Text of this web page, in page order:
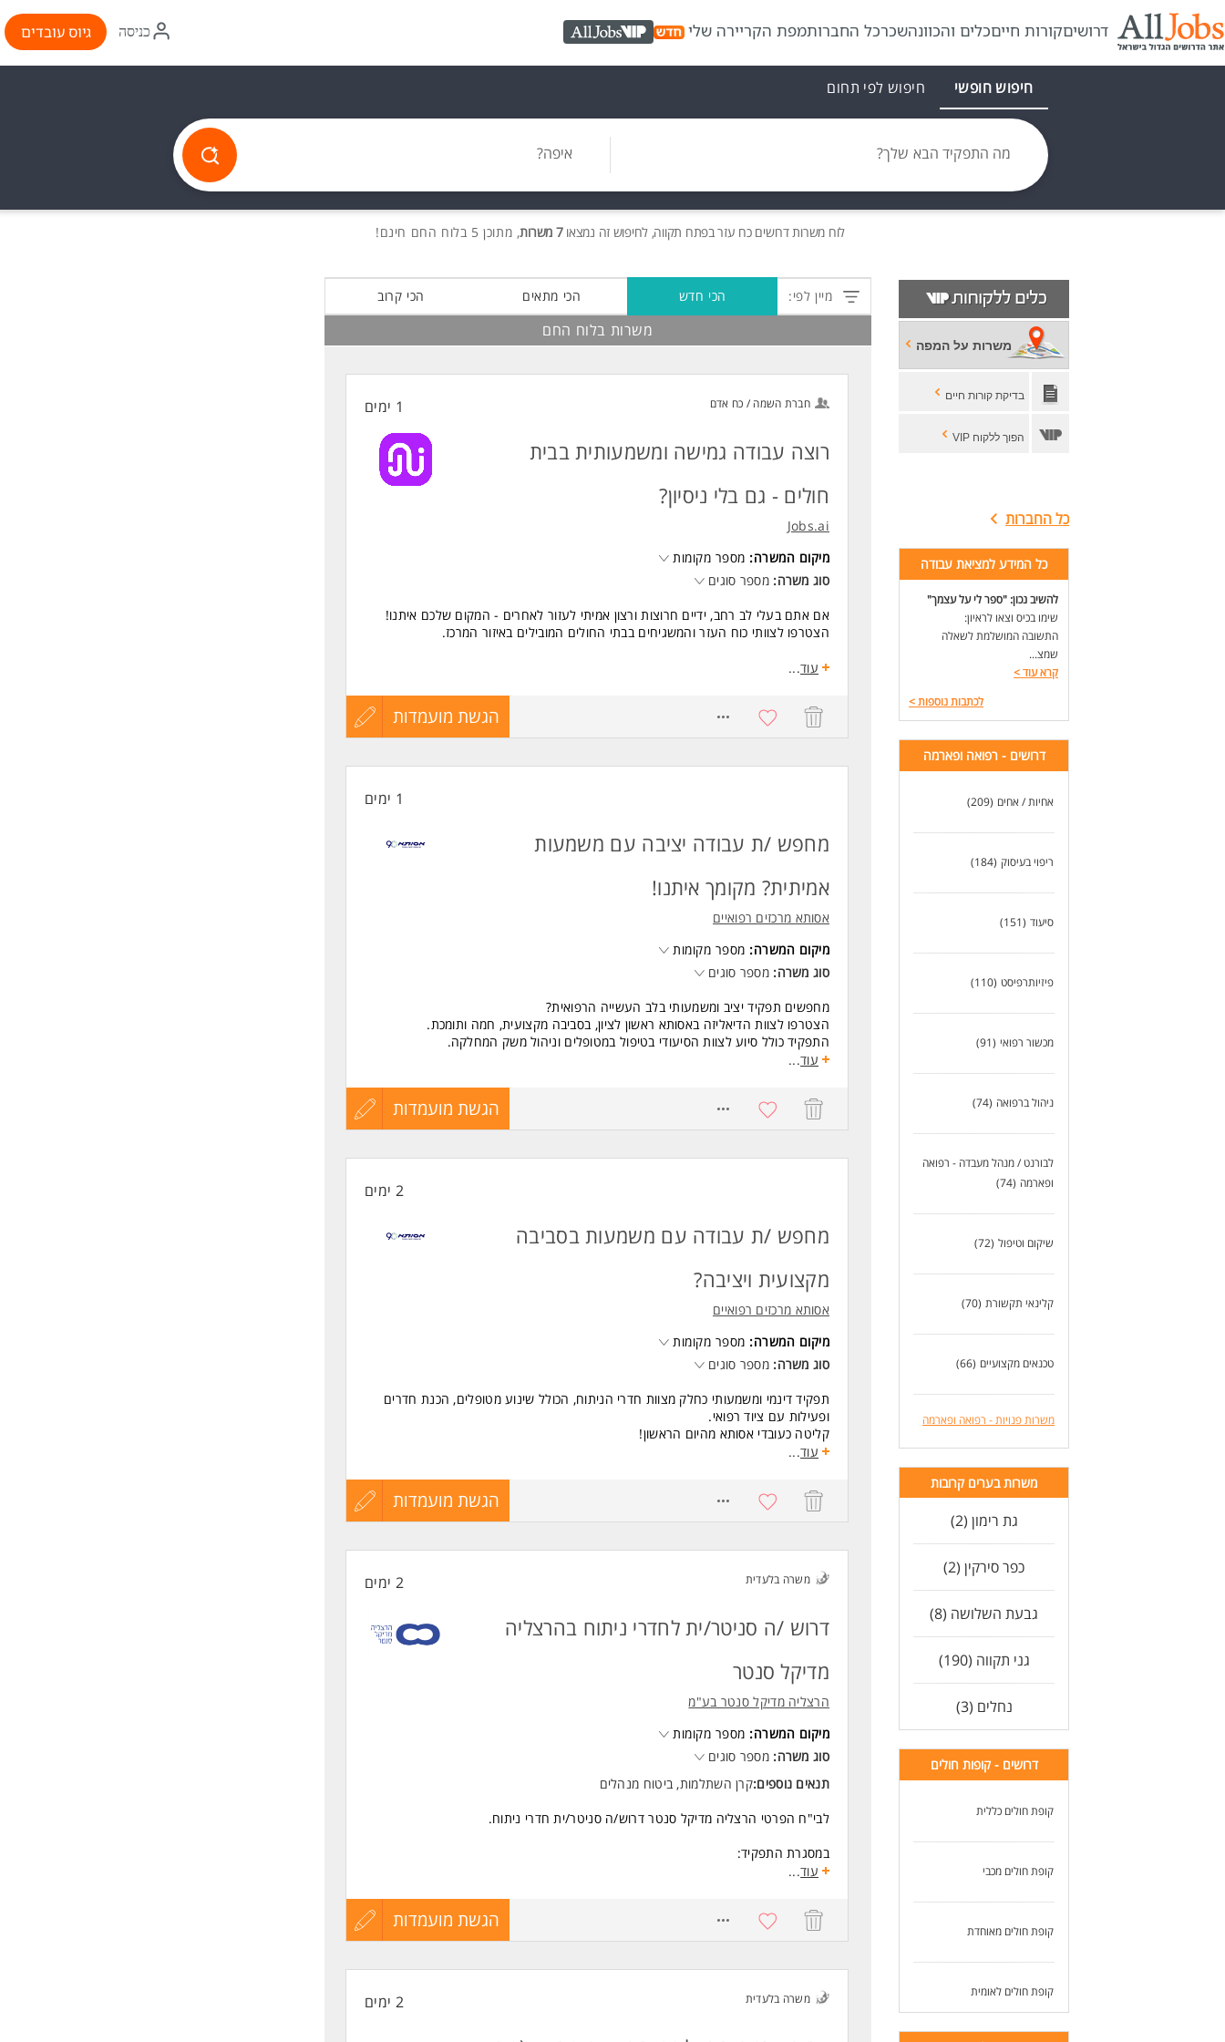
דרושיםקורות חייםכלים והכוונהשכרכל החברותמפת הקריירה שלי AllJobs VIP
איקון
התחברות
כניסה גיוס עובדים
חיפוש חופשי חיפוש לפי תחום
מה התפקיד הבא שלך? איפה?
לוח משרותדרושים כח עזר בפתח תקווה, לחיפוש זה נמצאו7 משרות , מתוכן 5 בלוח החם חינם!
משרות על המפה
בדיקת קורות חיים
הפוך ללקוח VIP
כל החברות
כל המידע למציאת עבודה
להשיב נכון: "ספר לי על עצמך"
שימו בכיס וצאו לראיון:
התשובה המושלמת לשאלה
שמצ...
קרא עוד>
לכתבות נוספות>
דרושים - רפואה ופארמה
אחיות / אחים (209)
ריפוי בעיסוק (184)
סיעוד (151)
פיזיותרפיסט (110)
מכשור רפואי (91)
ניהול ברפואה (74)
לבורנט / מנהל מעבדה - רפואה
ופארמה (74)
שיקום וטיפול (72)
קלינאי תקשורת (70)
טכנאים מקצועיים (66)
משרות פנויות - רפואה ופארמה
משרות בערים קרובות
גת רימון (2)
כפר סירקין (2)
גבעת השלושה (8)
גני תקווה (190)
נחלים (3)
דרושים - קופות חולים
קופת חולים כללית
קופת חולים מכבי
קופת חולים מאוחדת
קופת חולים לאומית
מיין לפי: הכי חדש הכי מתאים הכי קרוב
משרות בלוח החם
חברת השמה / כח אדם 1 ימים
רוצה עבודה גמישה ומשמעותית בבית
חולים - גם בלי ניסיון?
Jobs.ai
מיקום המשרה: מספר מקומות
סוג משרה: מספר סוגים
אם אתם בעלי לב רחב, ידיים חרוצות ורצון אמיתי לעזור לאחרים - המקום שלכם איתנו!
הצטרפו לצוותי כוח העזר והמשגיחים בבתי החולים המובילים באיזור המרכז.
עבודה משמעותית בסביבה רפואית, גמישה ונוחה!
תנאים טובים ובונוסים!
שליטה בסיסית בשפה העברית - חובה
עוד...
הגשת מועמדות
עדכון
1 ימים
מחפש /ת עבודה יציבה עם משמעות
אמיתית? מקומך איתנו!
אסותא מרכזים רפואיים
מיקום המשרה: מספר מקומות
סוג משרה: מספר סוגים
מחפשים תפקיד יציב ומשמעותי בלב העשייה הרפואית?
הצטרפו לצוות הדיאליזה באסותא ראשון לציון, בסביבה מקצועית, חמה ותומכת.
התפקיד כולל סיוע לצוות הסיעודי בטיפול במטופלים וניהול משק המחלקה.
מהיום הראשון אתם עובדי אסותא, עם תנאים טובים, בונוסים ותחושת שליחות יומיומית.
דרישות:
אהבה לאנשים ורצון להעניק טיפול רגיש ואיכותי למטופלים.
אנרגיות גבוהות לעשייה ורצון לעבוד בסביבה רפואית לצד צוות רופאים ואחיות.
לעוד משרות ומידע על אסותא מרכזים רפואיים >
עוד...
הגשת מועמדות
עדכון
2 ימים
מחפש /ת עבודה עם משמעות בסביבה
מקצועית ויציבה?
אסותא מרכזים רפואיים
מיקום המשרה: מספר מקומות
סוג משרה: מספר סוגים
תפקיד דינמי ומשמעותי כחלק מצוות חדרי הניתוח, הכולל שינוע מטופלים, הכנת חדרים
ופעילות עם ציוד רפואי.
קליטה כעובדי אסותא מהיום הראשון!
בונוסים, הטבות והכשרות מקצועיות.
דרישות:
ידיעת השפה העברית ברמת שיחה, קריאה וכתיבה - חובה.
כאחד.
לעוד משרות ומידע על אסותא מרכזים רפואיים >
עוד...
הגשת מועמדות
עדכון
משרה בלעדית 2 ימים
דרוש /ה סניטר/ית לחדרי ניתוח בהרצליה
מדיקל סנטר
הרצליה מדיקל סנטר בע"מ
מיקום המשרה: מספר מקומות
סוג משרה: מספר סוגים
תנאים נוספים:קרן השתלמות, ביטוח מנהלים
לבי"ח הפרטי הרצליה מדיקל סנטר דרוש/ה סניטר/ית חדרי ניתוח.
במסגרת התפקיד:
הכנת חדר הניתוח והציוד הרפואי.
ביצוע שליחויות במחלקות וביצוע משימות נוספות.
ללא לילות, ללא שבת וללא חגים!
תנאים מעולים למתאימים!
עוד...
הגשת מועמדות
עדכון
משרה בלעדית 2 ימים